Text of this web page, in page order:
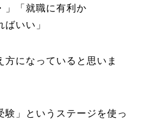
」「就職に有利か
いい」
方になっていると思いま
験」というステージを使っ